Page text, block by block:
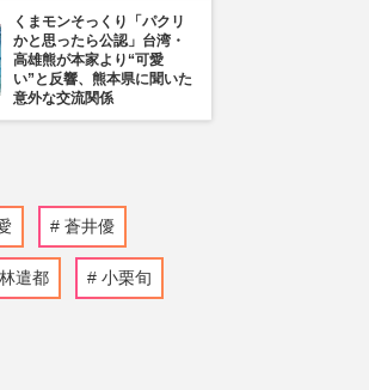
くまモンそっくり「パクリ
かと思ったら公認」台湾・
高雄熊が本家より“可愛
い”と反響、熊本県に聞いた
意外な交流関係
蒼井優
林遣都 小栗旬